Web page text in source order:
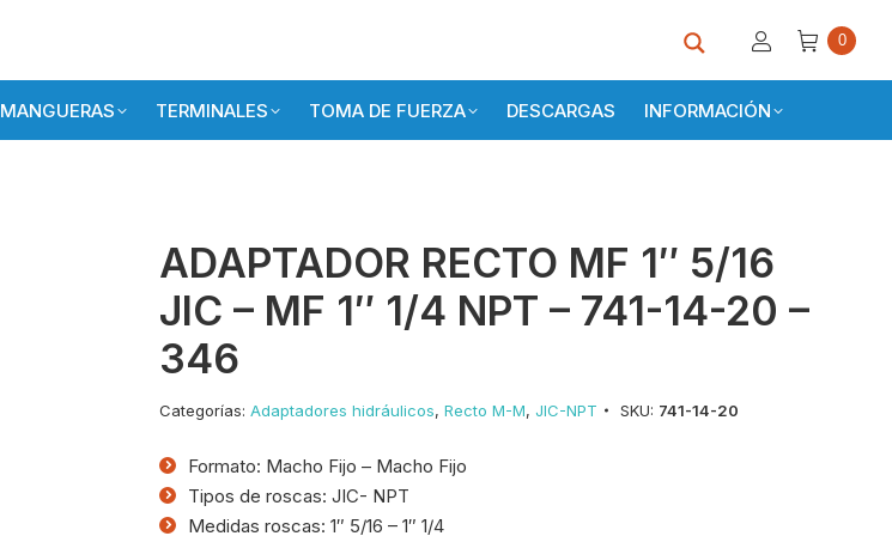
0
MANGUERAS TERMINALES TOMA DE FUERZA DESCARGAS INFORMACIÓN
ADAPTADOR RECTO MF 1″ 5/16
JIC – MF 1″ 1/4 NPT – 741-14-20 –
346
Categorías: Adaptadores hidráulicos, Recto M-M, JIC-NPT SKU: 741-14-20
Formato: Macho Fijo – Macho Fijo
Tipos de roscas: JIC- NPT
Medidas roscas: 1″ 5/16 – 1″ 1/4